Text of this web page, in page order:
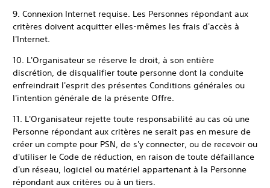
9. Connexion Internet requise. Les Personnes répondant aux
critères doivent acquitter elles-mêmes les frais d'accès à
l'Internet.
10. L'Organisateur se réserve le droit, à son entière
discrétion, de disqualifier toute personne dont la conduite
enfreindrait l'esprit des présentes Conditions générales ou
l'intention générale de la présente Offre.
11. L'Organisateur rejette toute responsabilité au cas où une
Personne répondant aux critères ne serait pas en mesure de
créer un compte pour PSN, de s'y connecter, ou de recevoir ou
d'utiliser le Code de réduction, en raison de toute défaillance
d'un réseau, logiciel ou matériel appartenant à la Personne
répondant aux critères ou à un tiers.